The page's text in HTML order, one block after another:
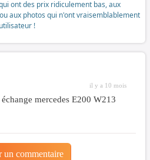
ont des prix ridiculement bas, aux
aux photos qui n'ont vraisemblablement
!
il y a 10 mois
mercedes E200 W213
un commentaire